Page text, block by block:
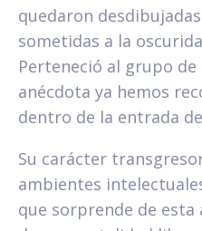
quedaron
sometidas a la
Perteneció al grupo de
anécdota ya hemos
dentro de la entrada
Su carácter
ambientes
que sorprende de